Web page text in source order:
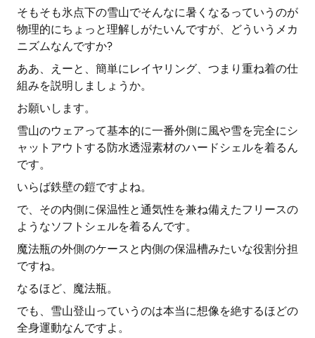
そもそも氷点下の雪山でそんなに暑くなるっていうのが
物理的にちょっと理解しがたいんですが、どういうメカ
ニズムなんですか?
ああ、えーと、簡単にレイヤリング、つまり重ね着の仕
組みを説明しましょうか。
お願いします。
雪山のウェアって基本的に一番外側に風や雪を完全にシ
ャットアウトする防水透湿素材のハードシェルを着るん
です。
いらば鉄壁の鎧ですよね。
で、その内側に保温性と通気性を兼ね備えたフリースの
ようなソフトシェルを着るんです。
魔法瓶の外側のケースと内側の保温槽みたいな役割分担
ですね。
なるほど、魔法瓶。
でも、雪山登山っていうのは本当に想像を絶するほどの
全身運動なんですよ。